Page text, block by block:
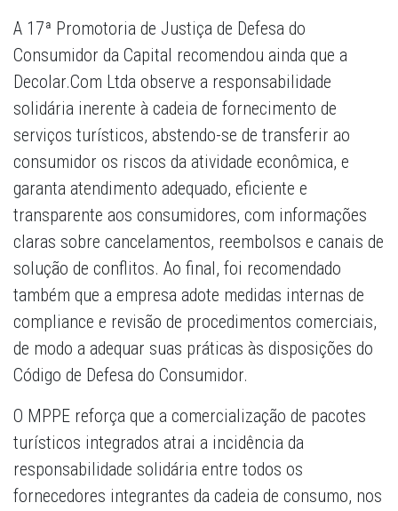
A 17ª Promotoria de Justiça de Defesa do
Consumidor da Capital recomendou ainda que a
Decolar.Com Ltda observe a responsabilidade
solidária inerente à cadeia de fornecimento de
serviços turísticos, abstendo-se de transferir ao
consumidor os riscos da atividade econômica, e
garanta atendimento adequado, eficiente e
transparente aos consumidores, com informações
claras sobre cancelamentos, reembolsos e canais de
solução de conflitos. Ao final, foi recomendado
também que a empresa adote medidas internas de
compliance e revisão de procedimentos comerciais,
de modo a adequar suas práticas às disposições do
Código de Defesa do Consumidor.
O MPPE reforça que a comercialização de pacotes
turísticos integrados atrai a incidência da
responsabilidade solidária entre todos os
fornecedores integrantes da cadeia de consumo, nos